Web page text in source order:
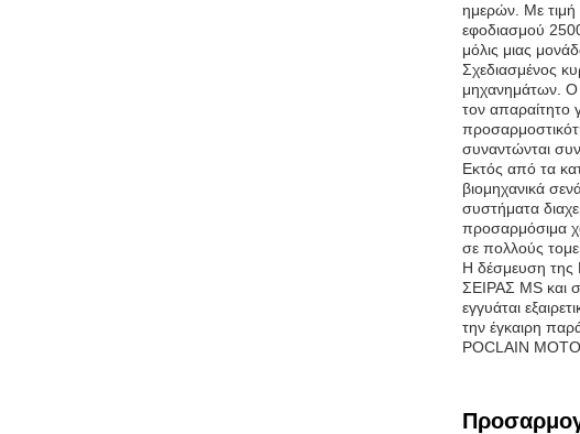
ημερών. Με τιμή
εφοδιασμού
μόλις μιας
Σχεδιασμένος
μηχανημάτων. Ο
τον απαραίτητο
συναντώνται
Εκτός από τα
βιομηχανικά
συστήματα
προσαρμόσιμα
σε πολλούς
Η δέσμευση της
ΣΕΙΡΑΣ MS και
εγγυάται
την έγκαιρη
POCLAIN